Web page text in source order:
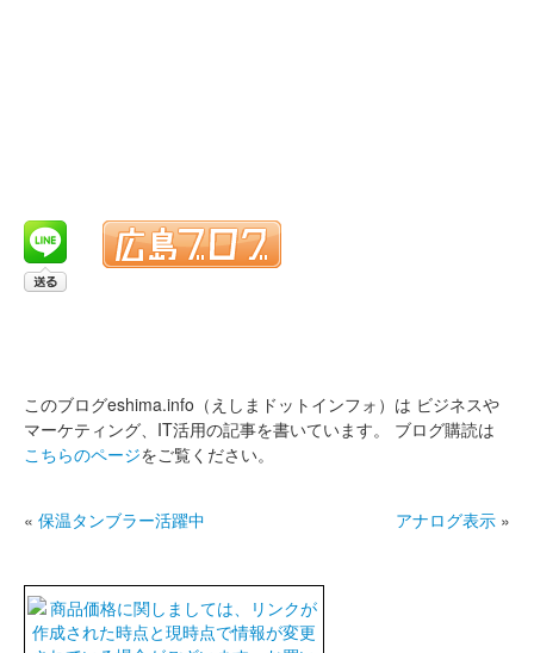
このブログeshima.info（えしまドットインフォ）は ビジネスや
マーケティング、IT活用の記事を書いています。
ブログ購読は
こちらのページをご覧ください。
« 保温タンブラー活躍中 アナログ表示 »